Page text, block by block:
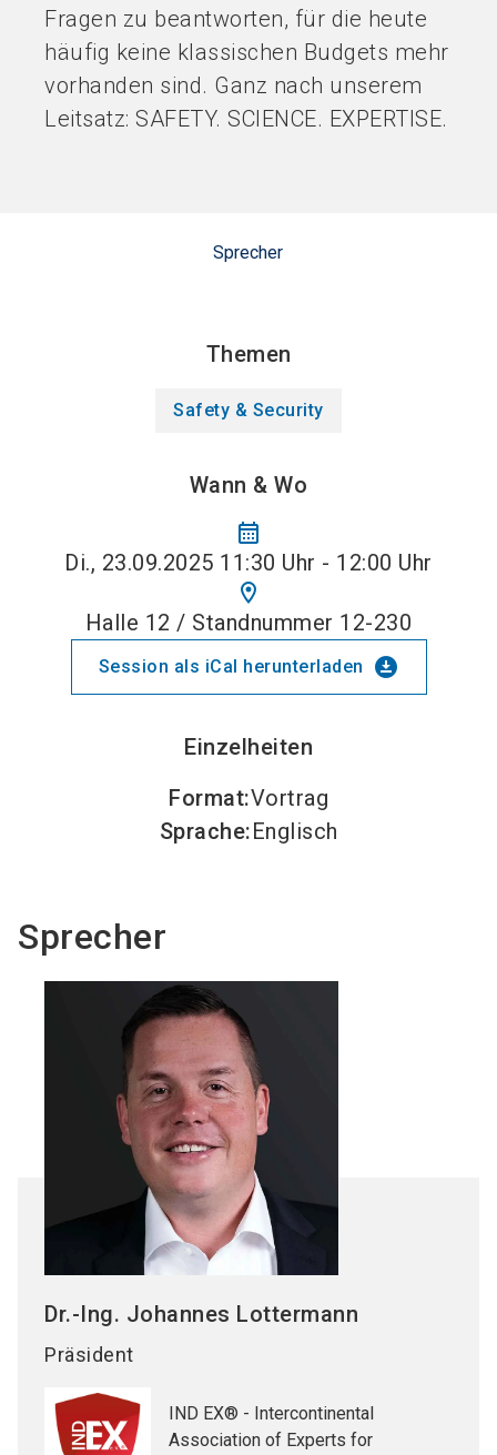
Fragen zu beantworten, für die heute
häufig keine klassischen Budgets mehr
vorhanden sind. Ganz nach unserem
Leitsatz: SAFETY. SCIENCE. EXPERTISE.
Sprecher
Themen
Safety & Security
Wann & Wo
calendar_month
Di., 23.09.2025 11:30 Uhr - 12:00 Uhr
location_on
Halle 12 / Standnummer 12-230
Session als iCal herunterladen download_for_offline
Einzelheiten
Format:Vortrag
Sprache:Englisch
Sprecher
Dr.-Ing. Johannes Lottermann
Präsident
IND EX® - Intercontinental
Association of Experts for